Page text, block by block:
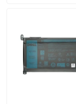
Контакты